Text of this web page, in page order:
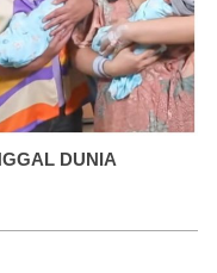
DUNIA